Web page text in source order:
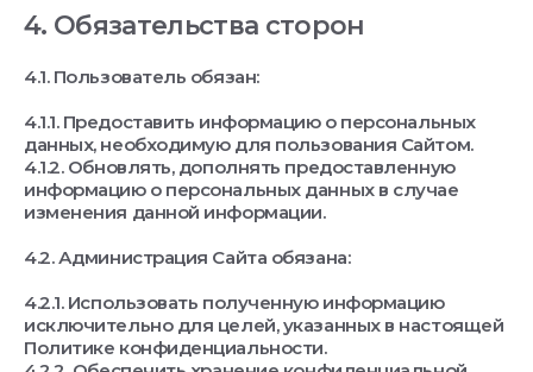
4. Обязательства сторон
4.1. Пользователь обязан:
4.1.1. Предоставить информацию о персональных
данных, необходимую для пользования Сайтом.
4.1.2. Обновлять, дополнять предоставленную
информацию о персональных данных в случае
изменения данной информации.
4.2. Администрация Сайта обязана:
4.2.1. Использовать полученную информацию
исключительно для целей, указанных в настоящей
Политике конфиденциальности.